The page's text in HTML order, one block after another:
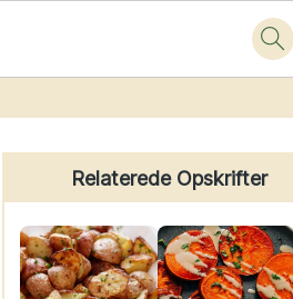
Primary
Sidebar
Relaterede Opskrifter